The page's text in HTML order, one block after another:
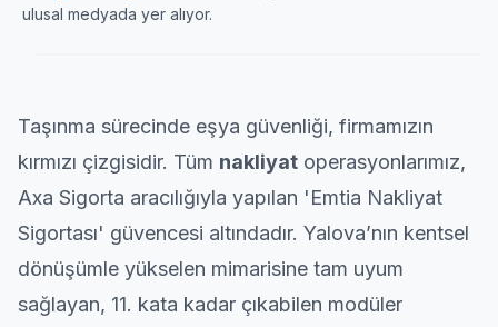
ulusal medyada yer alıyor.
Taşınma sürecinde eşya güvenliği, firmamızın
kırmızı çizgisidir. Tüm nakliyat operasyonlarımız,
Axa Sigorta aracılığıyla yapılan 'Emtia Nakliyat
Sigortası' güvencesi altındadır. Yalova’nın kentsel
dönüşümle yükselen mimarisine tam uyum
sağlayan, 11. kata kadar çıkabilen modüler